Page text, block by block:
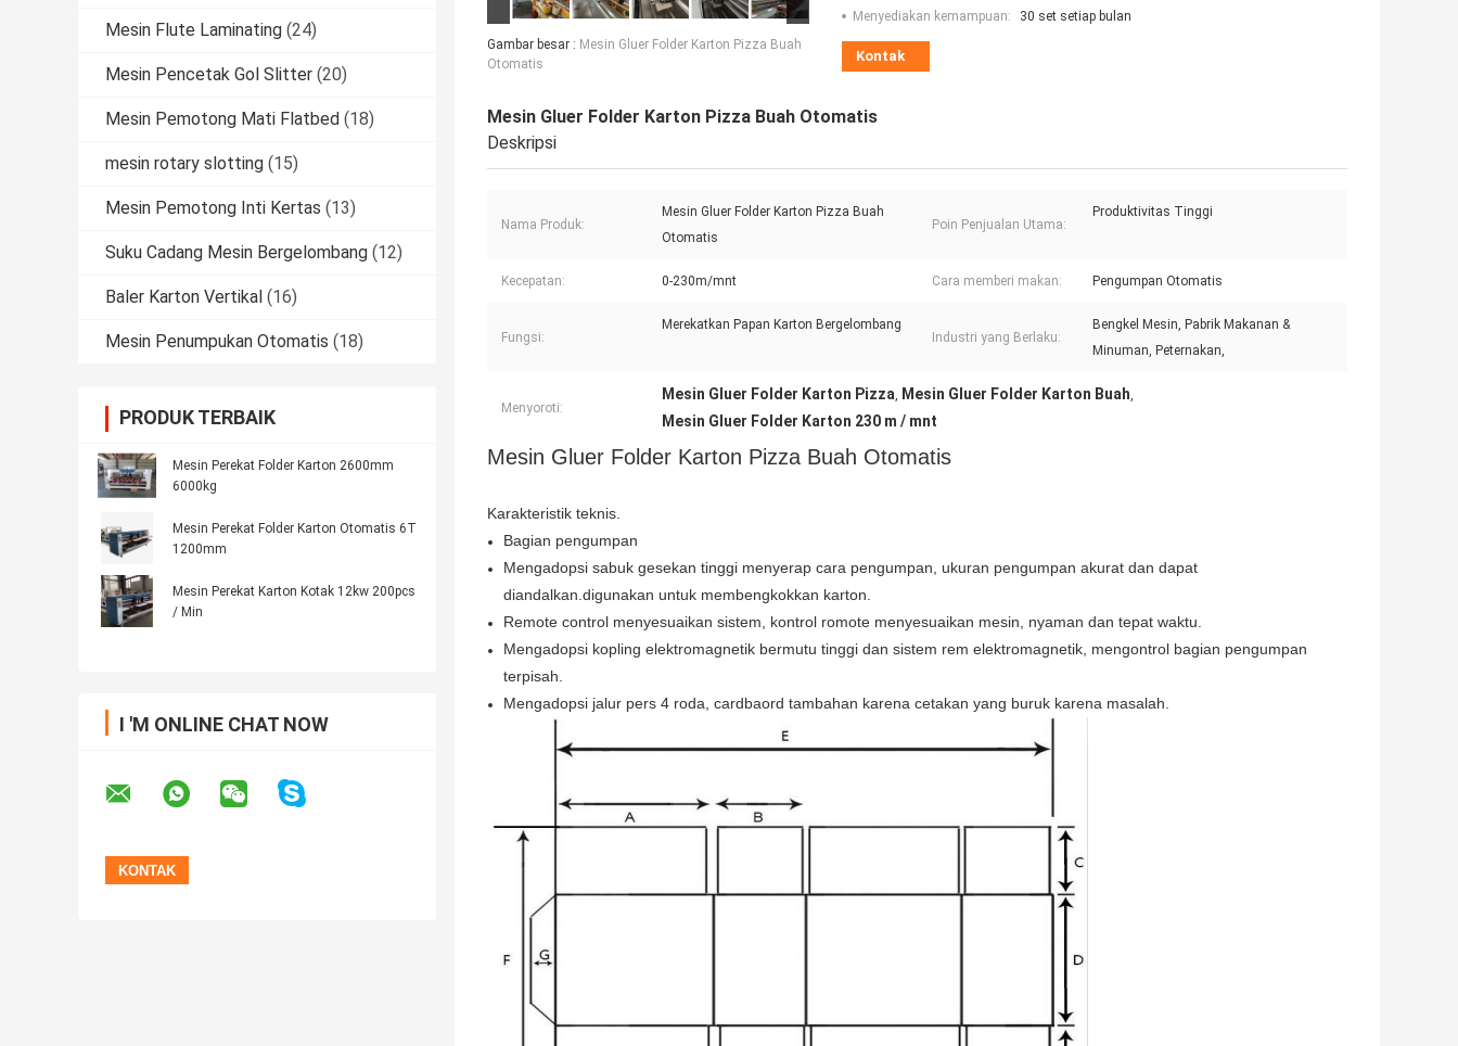
Mesin Flute Laminating (24)
Mesin Pencetak Gol Slitter (20)
Mesin Pemotong Mati Flatbed (18)
mesin rotary slotting (15)
Mesin Pemotong Inti Kertas (13)
Suku Cadang Mesin Bergelombang (12)
Baler Karton Vertikal (16)
Mesin Penumpukan Otomatis (18)
PRODUK TERBAIK
Mesin Perekat Folder Karton 2600mm
6000kg
Mesin Perekat Folder Karton Otomatis 6T
1200mm
Mesin Perekat Karton Kotak 12kw 200pcs
/ Min
I 'M ONLINE CHAT NOW
Gambar besar : Mesin Gluer Folder Karton Pizza Buah
Otomatis
Menyediakan kemampuan:
30 set setiap bulan
Kontak
Mesin Gluer Folder Karton Pizza Buah Otomatis
Deskripsi
Nama Produk:
Mesin Gluer Folder Karton Pizza Buah
Otomatis
Poin Penjualan Utama:
Produktivitas Tinggi
Kecepatan: 0-230m/mnt Cara memberi makan: Pengumpan Otomatis
Fungsi:
Merekatkan Papan Karton Bergelombang
Industri yang Berlaku:
Bengkel Mesin, Pabrik Makanan &
Minuman, Peternakan,
Menyoroti:
Mesin Gluer Folder Karton Pizza, Mesin Gluer Folder Karton Buah,
Mesin Gluer Folder Karton 230 m / mnt
Mesin Gluer Folder Karton Pizza Buah Otomatis
Karakteristik teknis.
Bagian pengumpan
Mengadopsi sabuk gesekan tinggi menyerap cara pengumpan, ukuran pengumpan akurat dan dapat
diandalkan.digunakan untuk membengkokkan karton.
Remote control menyesuaikan sistem, kontrol romote menyesuaikan mesin, nyaman dan tepat waktu.
Mengadopsi kopling elektromagnetik bermutu tinggi dan sistem rem elektromagnetik, mengontrol bagian pengumpan
terpisah.
Mengadopsi jalur pers 4 roda, cardbaord tambahan karena cetakan yang buruk karena masalah.